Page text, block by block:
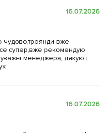
16.07.2026
вже
супер,вже рекомендую
менеджера, дякую і
16.07.2026